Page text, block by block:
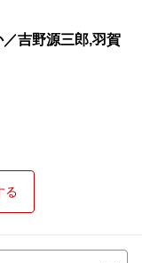
吉野源三郎,羽賀
る